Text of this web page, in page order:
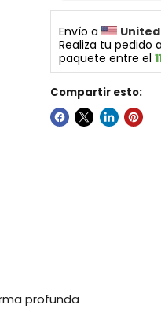
Envío a
Realiza tu pedido
paquete entre el
Compartir esto:
profunda